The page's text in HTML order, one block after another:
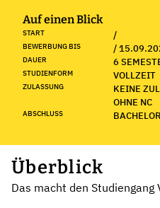
Auf einen Blick
START /
BEWERBUNG BIS /
DAUER 6
STUDIENFORM VOLLZEIT
ZULASSUNG
KEINE
OHNE NC
ABSCHLUSS
Überblick
Das macht den